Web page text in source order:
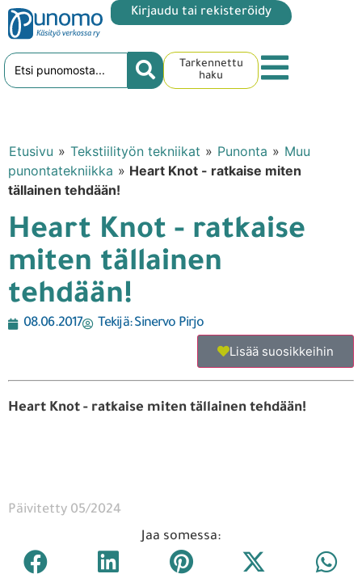
Kirjaudu tai rekisteröidy
Tarkennettu
haku
Etusivu » Tekstiilityön tekniikat » Punonta » Muu
punontatekniikka » Heart Knot - ratkaise miten
tällainen tehdään!
Heart Knot - ratkaise
miten tällainen
tehdään!
08.06.2017 Tekijä:Sinervo Pirjo
Lisää suosikkeihin
Heart Knot - ratkaise miten tällainen tehdään!
Päivitetty 05/2024
Jaa somessa: